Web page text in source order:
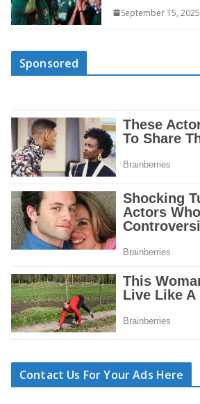
September 15, 2025
Sponsored
Contact Us For Your Ads Here